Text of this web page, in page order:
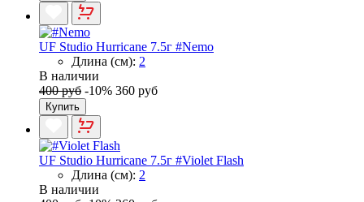
UF Studio Hurricane 7.5г #Nemo
Длина (см): 2
В наличии
400 руб -10% 360 руб
Купить
UF Studio Hurricane 7.5г #Violet Flash
Длина (см): 2
В наличии